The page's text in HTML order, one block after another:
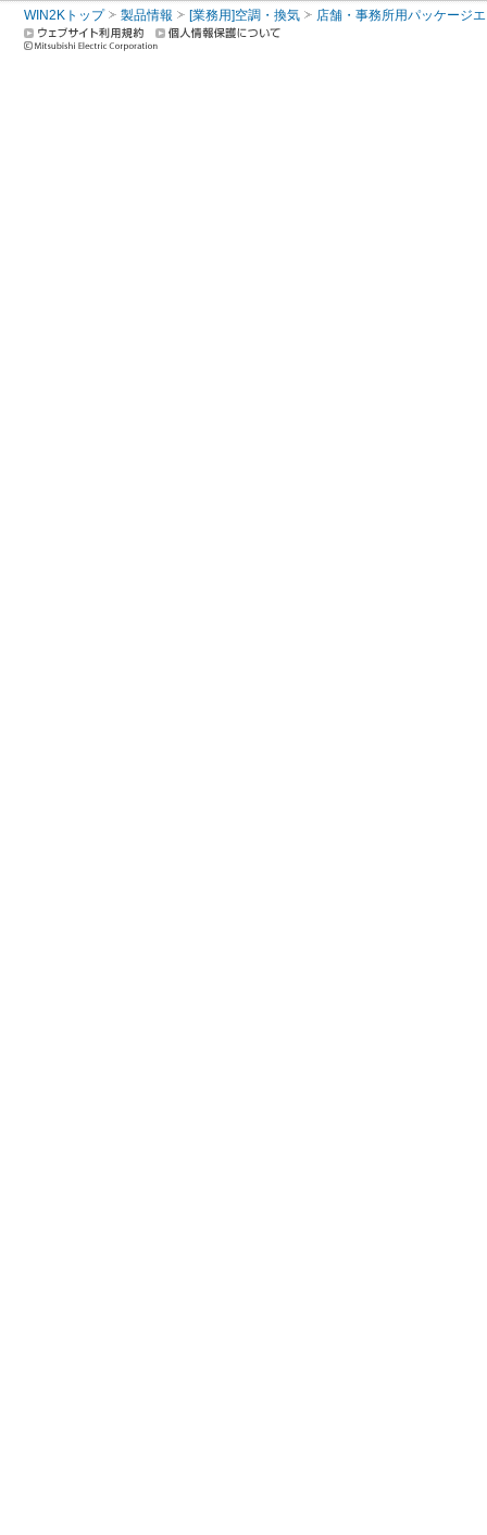
WIN2Kトップ 製品情報 [業務用]空調・換気 店舗・事務所用パッケージ